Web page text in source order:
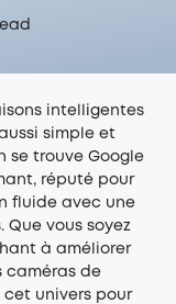
intelligentes
simple et
se trouve Google
réputé pour
fluide avec une
Que vous soyez
à améliorer
caméras de
cet univers pour